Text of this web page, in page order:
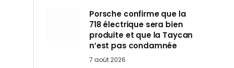
Porsche confirme que la
718 électrique sera bien
produite et que la Taycan
n’est pas condamnée
7 août 2026